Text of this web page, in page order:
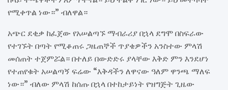
የሚቀጥል ነው።” ብለዋል።
አጭር ደቂቃ ከፈጀው የአሠልጣኙ ማብራሪያ በኋላ ደግሞ በስፍራው
የተገኙት በጣት የሚቆጠሩ ጋዜጠኞች ጥያቄዎችን አንስተው ምላሽ
መሰጠት ተጀምሯል። በተለይ በውድድሩ ያላቸው እቅድ ምን እንደሆነ
የተጠየቁት አሠልጣኝ ፍሬው “እቅዳችን ለዋናው ዓለም ዋንጫ ማለፍ
ነው።” ብለው ምላሽ ከሰጡ በኋላ በተከታይነት የዝግጅት ጊዜው